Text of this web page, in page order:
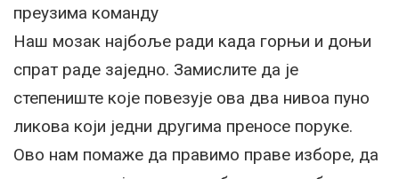
преузима команду
Наш мозак најбоље ради када горњи и доњи
спрат раде заједно. Замислите да је
степениште које повезује ова два нивоа пуно
ликова који једни другима преносе поруке.
Ово нам помаже да правимо праве изборе, да